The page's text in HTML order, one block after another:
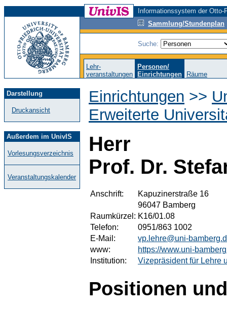
Informationssystem der
Sammlung/Stundenplan
Suche:
Lehr-
veranstaltungen
Personen/
Einrichtungen
Räume
Darstellung
Druckansicht
Außerdem im UnivIS
Vorlesungsverzeichnis
Veranstaltungskalender
Einrichtungen >>
Erweiterte
Herr
Prof. Dr.
Anschrift:
Kapuzinerstraße 16
96047 Bamberg
Raumkürzel: K16/01.08
Telefon:
0951/863 1002
E-Mail:
vp.lehre@uni-
www:
https://www.uni-
Institution:
Vizepräsident für Lehre
Positionen